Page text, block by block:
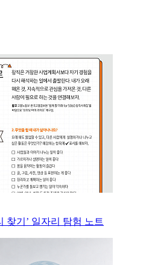
찾기’ 일자리 탐험 노트